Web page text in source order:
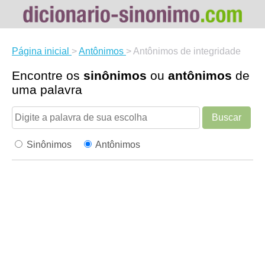
Página inicial >Antônimos >Antônimos de integridade
Encontre os sinônimos ou antônimos de
uma palavra
Buscar
Sinônimos Antônimos